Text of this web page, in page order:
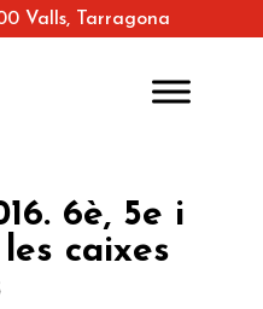
Valls, Tarragona
6è, 5e i
caixes